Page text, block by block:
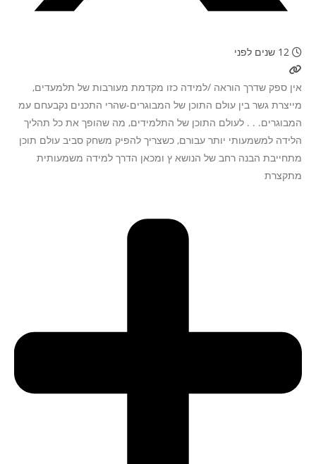
אין ספק שדרך הוראה /למידה כזו מקדמת מעורבות של תלמעדים,
מייצרת גשר בין עולם התוכן של המבוגרים-שהרי התכנים נקבעחם עמ
המבוגרים. . . לעולם התוכן של התלמידים, מה שהופך את כל תהליך
הלידה למשמעותי יותר עבורם, כשצריך להפיק משחק סביב עולם תוכן
מתחייבת הבנה רחב של הנושא ץ ומכאן הדרך למידה משמעותית
מתקצרת